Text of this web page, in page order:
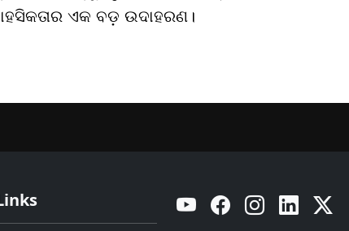
ଏକ ବଡ଼ ଉଦାହରଣ।
YouTube Facebook Instagram